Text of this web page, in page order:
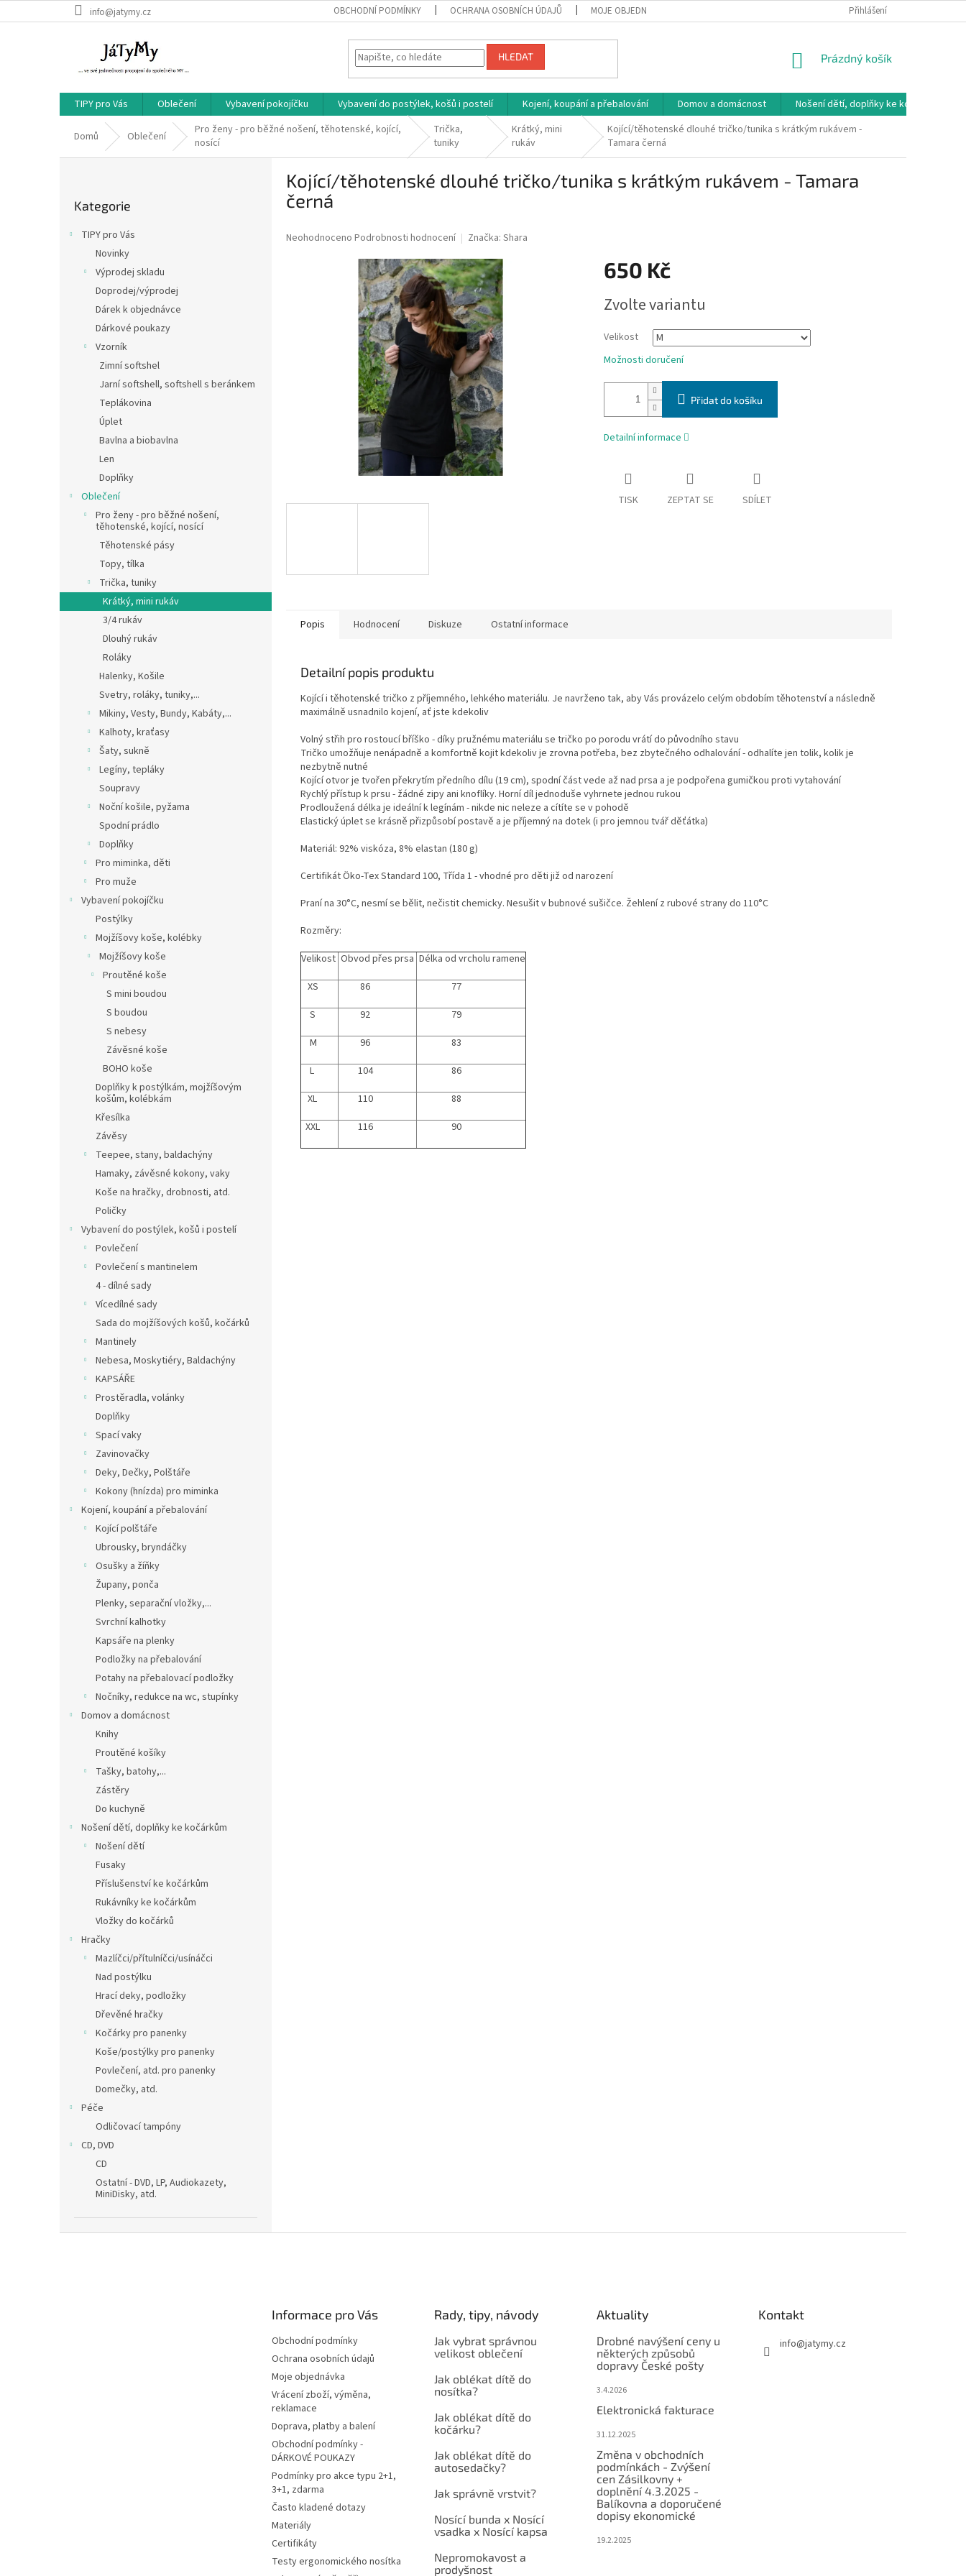
na
info@jatymy.cz OBCHODNÍ PODMÍNKY OCHRANA OSOBNÍCH ÚDAJŮ MOJE OBJEDNÁVKA DOPRAVA, PLATBY A
Přihlášení
HLEDAT
NÁKUPNÍ
Prázdný košík
TIPY pro Vás Oblečení Vybavení pokojíčku Vybavení do postýlek, košů i postelí Kojení, koupání a přebalování Domov a domácnost Nošení dětí, doplňky ke kočárkům
Domů Oblečení
Pro ženy - pro běžné nošení, těhotenské, kojící,
nosící
Trička,
tuniky
Krátký, mini
rukáv
Kojící/těhotenské dlouhé tričko/tunika s krátkým rukávem -
Tamara černá
kategorie
Kategorie
TIPY pro Vás
Novinky
Výprodej skladu
Doprodej/výprodej
Dárek k objednávce
Dárkové poukazy
Vzorník
Zimní softshel
Jarní softshell, softshell s beránkem
Teplákovina
Úplet
Bavlna a biobavlna
Len
Doplňky
Oblečení
Pro ženy - pro běžné nošení,
těhotenské, kojící, nosící
Těhotenské pásy
Topy, tílka
Trička, tuniky
Krátký, mini rukáv
3/4 rukáv
Dlouhý rukáv
Roláky
Halenky, Košile
Svetry, roláky, tuniky,...
Mikiny, Vesty, Bundy, Kabáty,...
Kalhoty, kraťasy
Šaty, sukně
Legíny, tepláky
Soupravy
Noční košile, pyžama
Spodní prádlo
Doplňky
Pro miminka, děti
Pro muže
Vybavení pokojíčku
Postýlky
Mojžíšovy koše, kolébky
Mojžíšovy koše
Proutěné koše
S mini boudou
S boudou
S nebesy
Závěsné koše
BOHO koše
Doplňky k postýlkám, mojžíšovým
košům, kolébkám
Křesílka
Závěsy
Teepee, stany, baldachýny
Hamaky, závěsné kokony, vaky
Koše na hračky, drobnosti, atd.
Poličky
Vybavení do postýlek, košů i postelí
Povlečení
Povlečení s mantinelem
4 - dílné sady
Vícedílné sady
Sada do mojžíšových košů, kočárků
Mantinely
Nebesa, Moskytiéry, Baldachýny
KAPSÁŘE
Prostěradla, volánky
Doplňky
Spací vaky
Zavinovačky
Deky, Dečky, Polštáře
Kokony (hnízda) pro miminka
Kojení, koupání a přebalování
Kojící polštáře
Ubrousky, bryndáčky
Osušky a žíňky
Župany, ponča
Plenky, separační vložky,...
Svrchní kalhotky
Kapsáře na plenky
Podložky na přebalování
Potahy na přebalovací podložky
Nočníky, redukce na wc, stupínky
Domov a domácnost
Knihy
Proutěné košíky
Tašky, batohy,...
Zástěry
Do kuchyně
Nošení dětí, doplňky ke kočárkům
Nošení dětí
Fusaky
Příslušenství ke kočárkům
Rukávníky ke kočárkům
Vložky do kočárků
Hračky
Mazlíčci/přítulníčci/usínáčci
Nad postýlku
Hrací deky, podložky
Dřevěné hračky
Kočárky pro panenky
Koše/postýlky pro panenky
Povlečení, atd. pro panenky
Domečky, atd.
Péče
Odličovací tampóny
CD, DVD
CD
Ostatní - DVD, LP, Audiokazety,
MiniDisky, atd.
Kojící/těhotenské dlouhé tričko/tunika s krátkým rukávem - Tamara
černá
Průměrné
Neohodnoceno Podrobnosti hodnocení Značka: Shara
650 Kč
cena:
Zvolte variantu
Velikost
Možnosti doručení
Přidat do košíku
Detailní informace
TISK ZEPTAT SE SDÍLET
Popis Hodnocení Diskuze Ostatní informace
Detailní popis produktu
Kojící i těhotenské tričko z příjemného, lehkého materiálu. Je navrženo tak, aby Vás provázelo celým obdobím těhotenství a následně
maximálně usnadnilo kojení, ať jste kdekoliv
Volný střih pro rostoucí bříško - díky pružnému materiálu se tričko po porodu vrátí do původního stavu
Tričko umožňuje nenápadně a komfortně kojit kdekoliv je zrovna potřeba, bez zbytečného odhalování - odhalíte jen tolik, kolik je
nezbytně nutné
Kojící otvor je tvořen překrytím předního dílu (19 cm), spodní část vede až nad prsa a je podpořena gumičkou proti vytahování
Rychlý přístup k prsu - žádné zipy ani knoflíky. Horní díl jednoduše vyhrnete jednou rukou
Prodloužená délka je ideální k legínám - nikde nic neleze a cítíte se v pohodě
Elastický úplet se krásně přizpůsobí postavě a je příjemný na dotek (i pro jemnou tvář děťátka)
Materiál: 92% viskóza, 8% elastan (180 g)
Certifikát Öko-Tex Standard 100, Třída 1 - vhodné pro děti již od narození
Praní na 30°C, nesmí se bělit, nečistit chemicky. Nesušit v bubnové sušičce. Žehlení z rubové strany do 110°C
Rozměry:
Velikost Obvod přes prsa Délka od vrcholu ramene
XS
86
77
S
92
79
M
96
83
L
104
86
XL
110
88
XXL
116 90
Informace pro Vás
Obchodní podmínky
Ochrana osobních údajů
Moje objednávka
Vrácení zboží, výměna,
reklamace
Doprava, platby a balení
Obchodní podmínky -
DÁRKOVÉ POUKAZY
Podmínky pro akce typu 2+1,
3+1, zdarma
Často kladené dotazy
Materiály
Certifikáty
Testy ergonomického nosítka
Rady, tipy, návody
Jak vybrat správnou
velikost oblečení
Jak oblékat dítě do
nosítka?
Jak oblékat dítě do
kočárku?
Jak oblékat dítě do
autosedačky?
Jak správně vrstvit?
Nosící bunda x Nosící
vsadka x Nosící kapsa
Nepromokavost a
prodyšnost
Aktuality
Drobné navýšení ceny u
některých způsobů
dopravy České pošty
3.4.2026
Elektronická fakturace
31.12.2025
Změna v obchodních
podmínkách - Zvýšení
cen Zásilkovny +
doplnění 4.3.2025 -
Balíkovna a doporučené
dopisy ekonomické
19.2.2025
Kontakt
info@jatymy.cz